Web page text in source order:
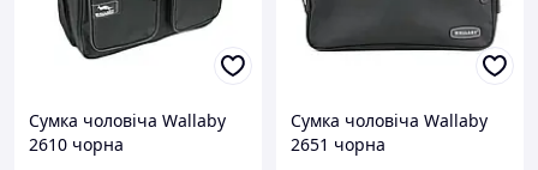
Сумка чоловіча Wallaby
2610 чорна
Сумка чоловіча Wallaby
2651 чорна